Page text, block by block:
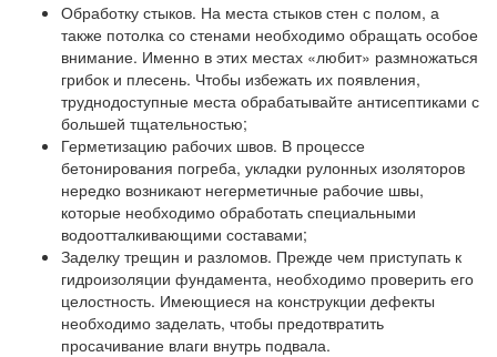
Обработку стыков. На места стыков стен с полом, а
также потолка со стенами необходимо обращать особое
внимание. Именно в этих местах «любит» размножаться
грибок и плесень. Чтобы избежать их появления,
труднодоступные места обрабатывайте антисептиками с
большей тщательностью;
Герметизацию рабочих швов. В процессе
бетонирования погреба, укладки рулонных изоляторов
нередко возникают негерметичные рабочие швы,
которые необходимо обработать специальными
водоотталкивающими составами;
Заделку трещин и разломов. Прежде чем приступать к
гидроизоляции фундамента, необходимо проверить его
целостность. Имеющиеся на конструкции дефекты
необходимо заделать, чтобы предотвратить
просачивание влаги внутрь подвала.